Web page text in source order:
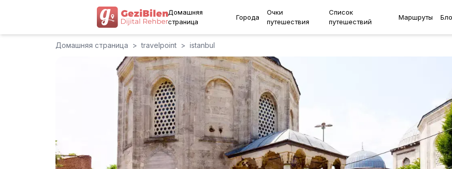
Домашняя
страница
Города
Очки
путешествия
Список
путешествий
Маршруты
Домашняя страница > travelpoint > istanbul